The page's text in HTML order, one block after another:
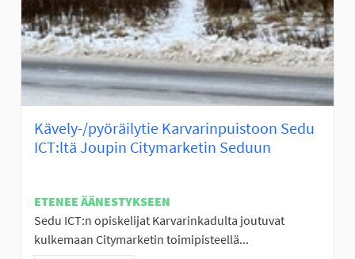
Kävely-/pyöräilytie Karvarinpuistoon Sedu
ICT:ltä Joupin Citymarketin Seduun
ETENEE ÄÄNESTYKSEEN
Sedu ICT:n opiskelijat Karvarinkadulta joutuvat
kulkemaan Citymarketin toimipisteellä...